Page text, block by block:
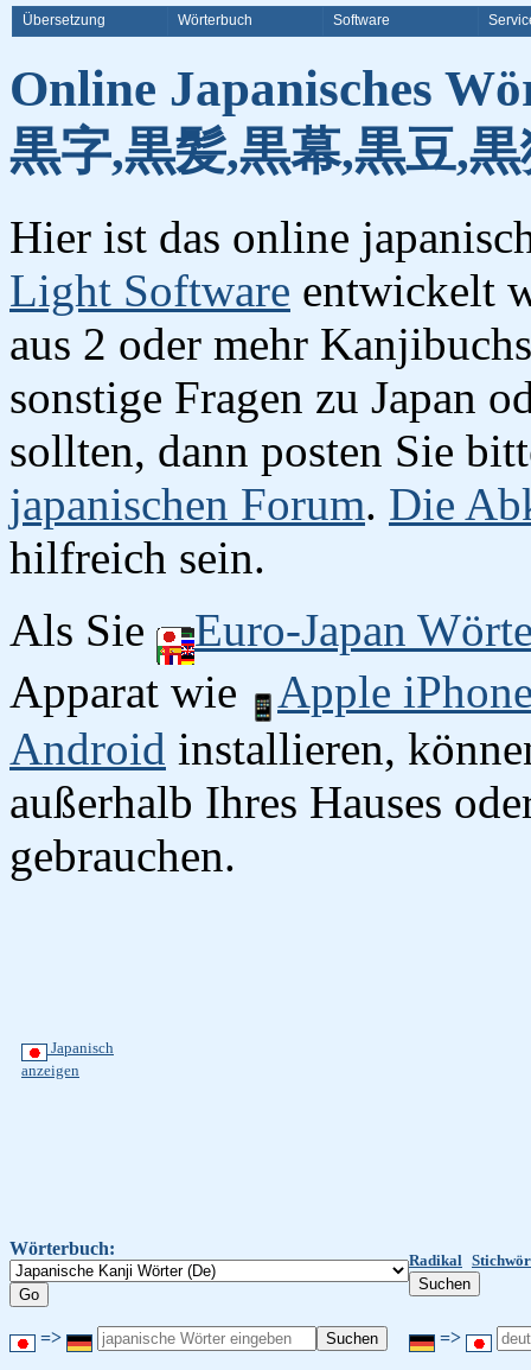
Übersetzung Wörterbuch Software
Online Japanisches
黒字,黒髪,黒幕,黒豆,
Hier ist das online
Light Software entwickelt
aus 2 oder mehr
sonstige Fragen zu Japan
sollten, dann posten Sie
japanischen Forum. Die
hilfreich sein.
Als Sie
Euro-Japan
Apparat wie
Apple
Android installieren,
außerhalb Ihres Hauses
gebrauchen.
Japanisch
anzeigen
Wörterbuch:
Radikal
=> =>